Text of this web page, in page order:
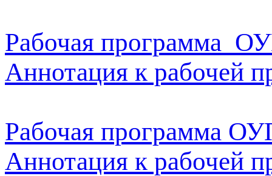
Рабочая программа
Аннотация к рабочей
Рабочая программа
Аннотация к рабочей